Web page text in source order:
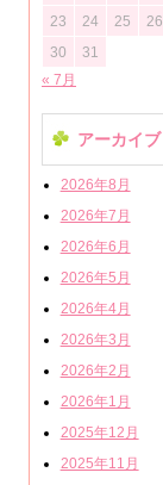
« 7月
23
24 25 26
30
31
アーカイブ
2026年8月
2026年7月
2026年6月
2026年5月
2026年4月
2026年3月
2026年2月
2026年1月
2025年12月
2025年11月